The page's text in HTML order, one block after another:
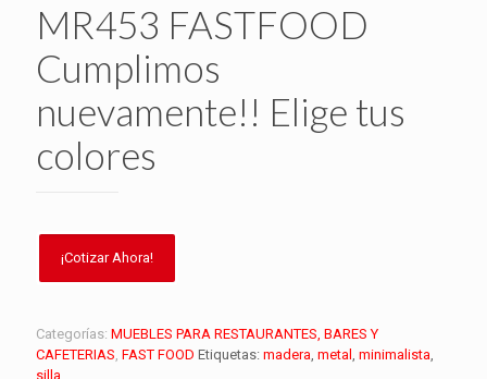
MR453 FASTFOOD
Cumplimos
nuevamente!! Elige tus
colores
Categorías: MUEBLES PARA RESTAURANTES, BARES Y
CAFETERIAS, FAST FOOD Etiquetas: madera, metal , minimalista,
silla